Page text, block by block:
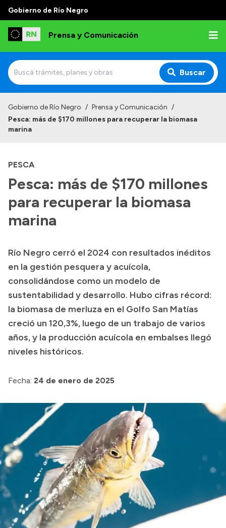
Gobierno de Río Negro
Prensa y Comunicación
Buscar
Institucional
Referentes de prensa
Archivo de noticias
Transparencia
Boletín Oficial
Compras y licitaciones
Consulta de expedientes
Consulta de pago a proveedores
Convocatorias
Intranet
Gobierno de Río Negro / Prensa y Comunicación /
Pesca: más de $170 millones para recuperar la biomasa
marina
PESCA
Pesca: más de $170 millones
para recuperar la biomasa
marina
Río Negro cerró el 2024 con resultados inéditos
en la gestión pesquera y acuícola,
consolidándose como un modelo de
sustentabilidad y desarrollo. Hubo cifras récord:
la biomasa de merluza en el Golfo San Matías
creció un 120,3%, luego de un trabajo de varios
años, y la producción acuícola en embalses llegó
niveles históricos.
Fecha: 24 de enero de 2025